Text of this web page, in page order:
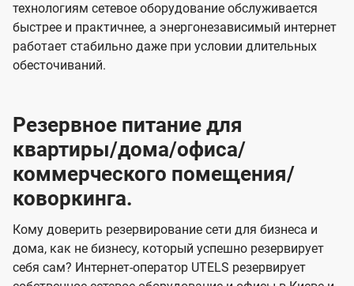
технологиям сетевое оборудование обслуживается
быстрее и практичнее, а энергонезависимый интернет
работает стабильно даже при условии длительных
обесточиваний.
Резервное питание для
квартиры/дома/офиса/
коммерческого помещения/
коворкинга.
Кому доверить резервирование сети для бизнеса и
дома, как не бизнесу, который успешно резервирует
себя сам? Интернет-оператор UTELS резервирует